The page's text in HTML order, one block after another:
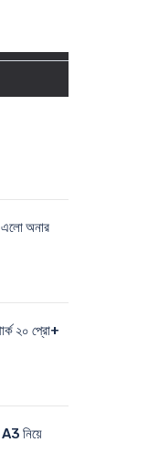
এলো অনার
২০ প্রো+
A3 নিয়ে